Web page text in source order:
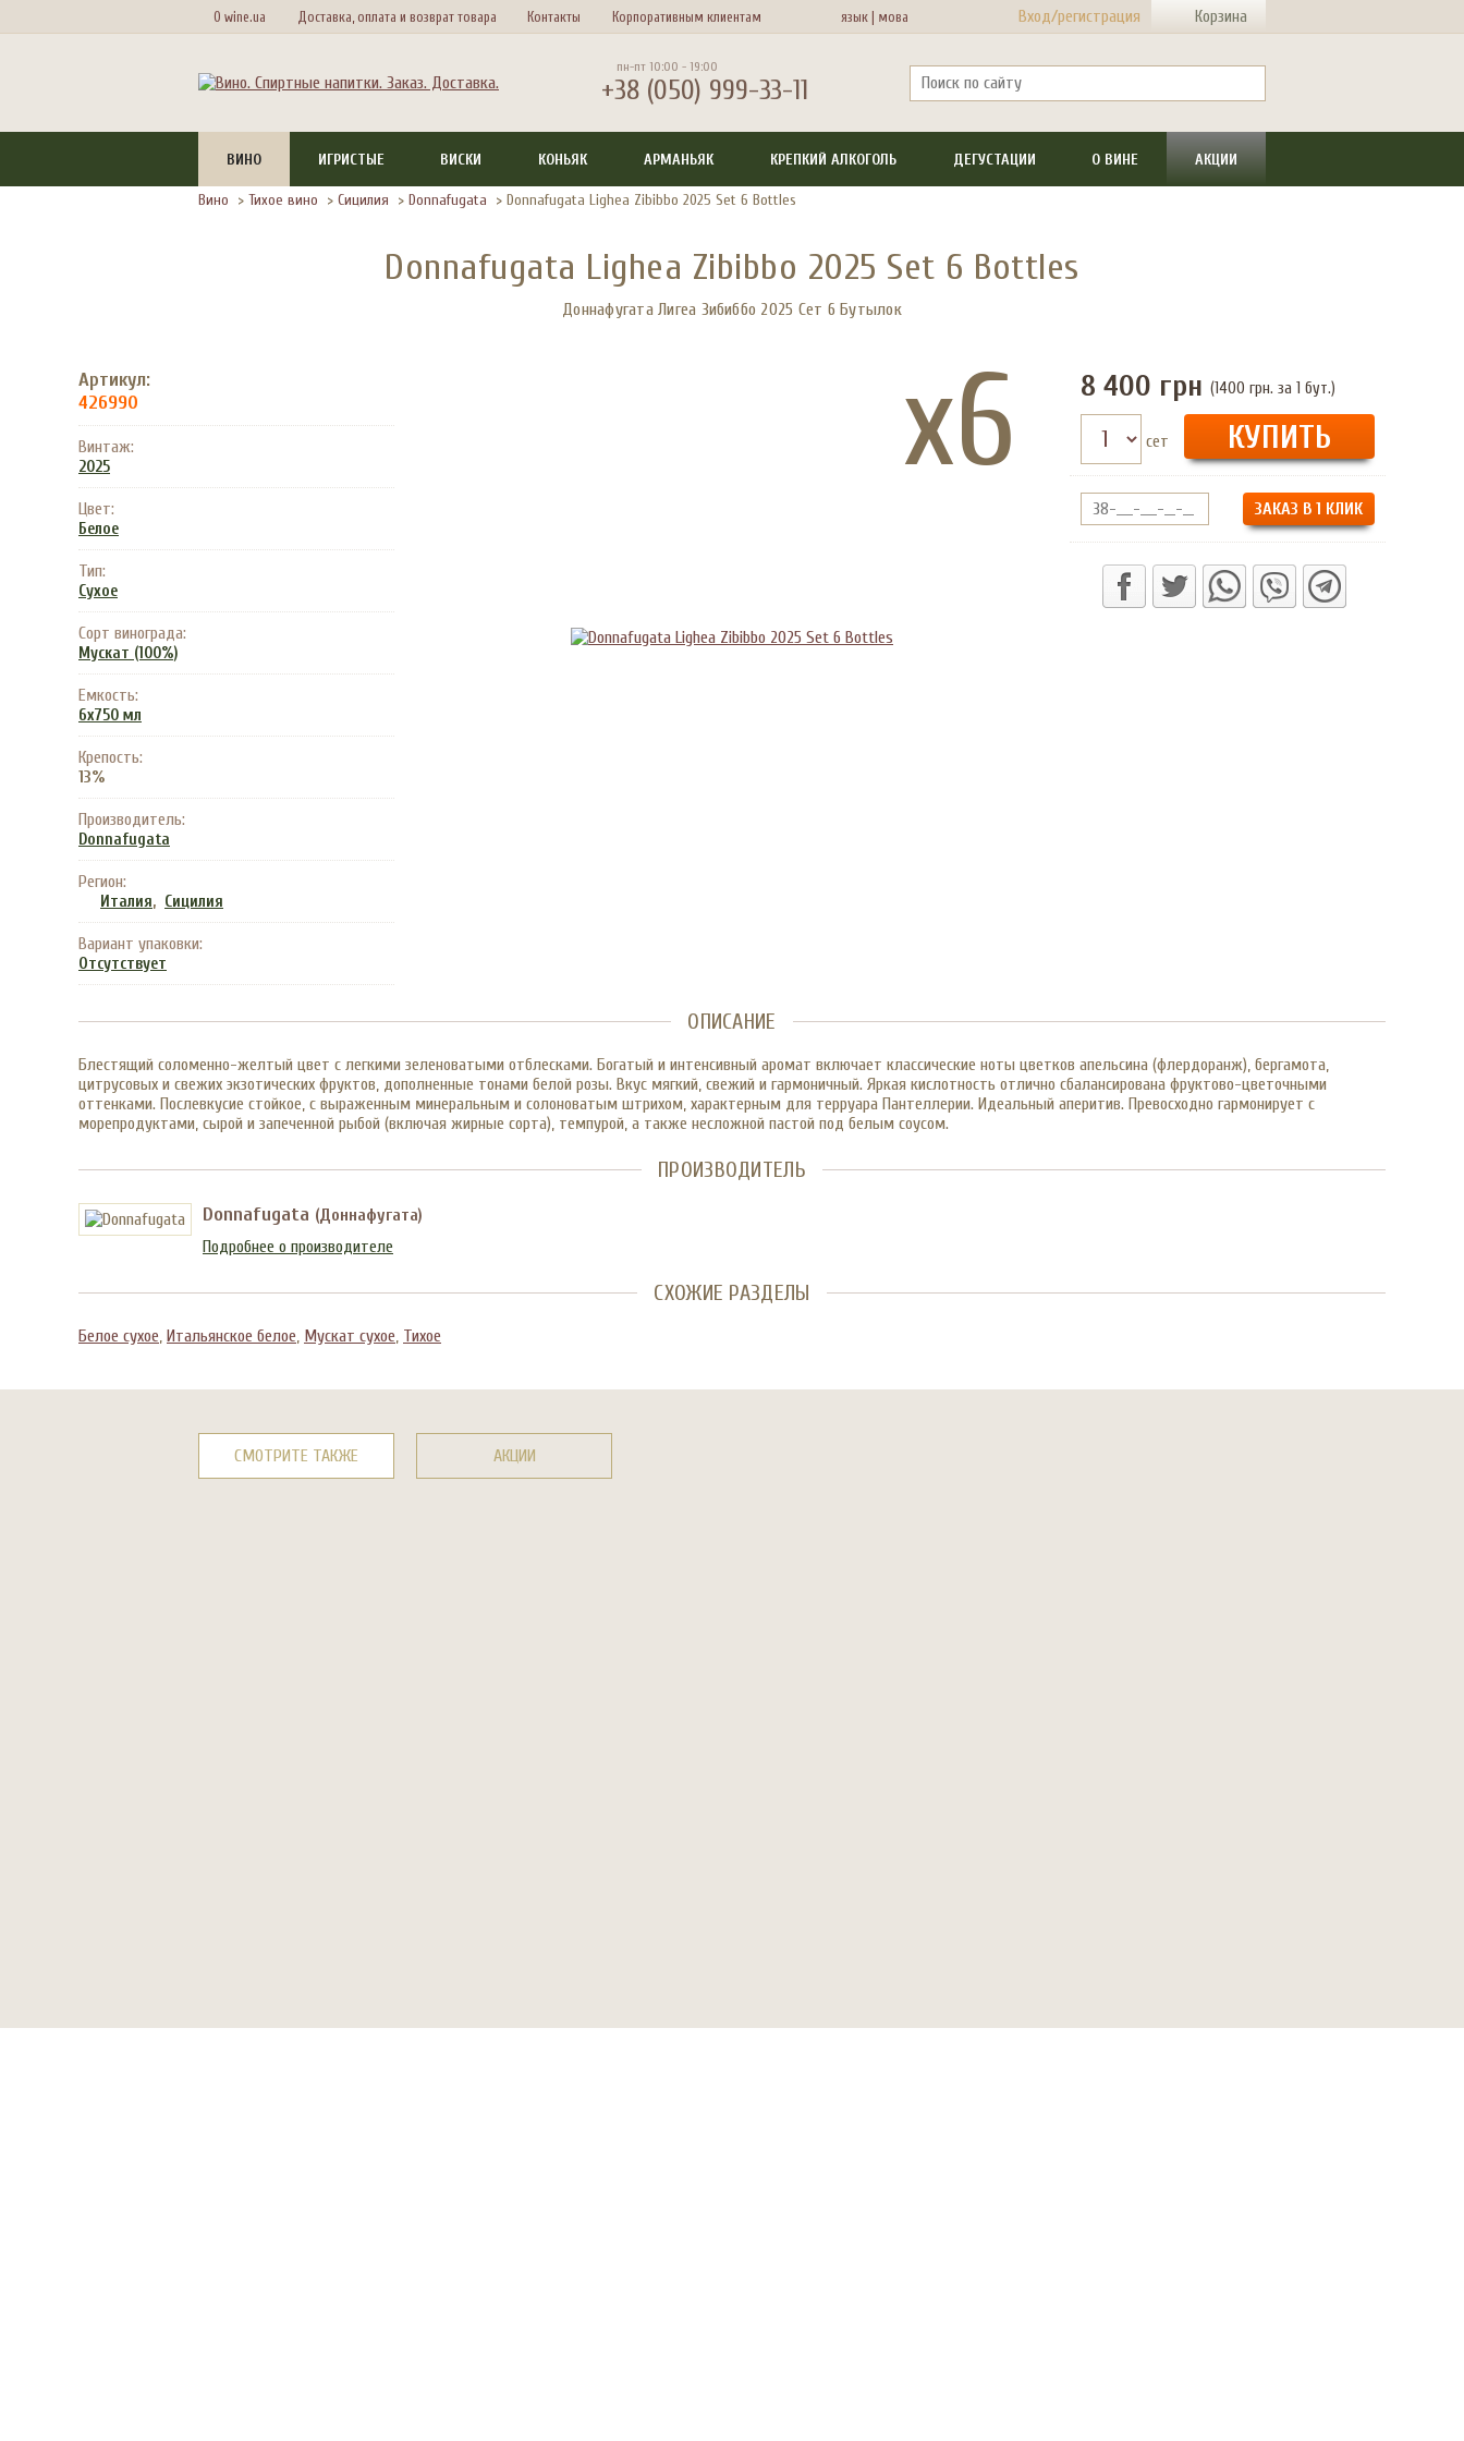
О wine.ua Доставка, оплата и возврат товара Контакты Корпоративным клиентам язык |мова Вход/регистрация Корзина
пн-пт 10:00 - 19:00
+38 (050) 999-33-11
ВИНО ИГРИСТЫЕ ВИСКИ КОНЬЯК АРМАНЬЯК КРЕПКИЙ АЛКОГОЛЬ ДЕГУСТАЦИИ О ВИНЕ АКЦИИ
Вино > Тихое вино > Сицилия > Donnafugata > Donnafugata Lighea Zibibbo 2025 Set 6 Bottles
Donnafugata Lighea Zibibbo 2025 Set 6 Bottles
Доннафугата Лигеа Зибиббо 2025 Сет 6 Бутылок
x6 8 400 грн (1400 грн. за 1 бут.)
сет
ЗАКАЗ В 1 КЛИК
Артикул:
426990
Винтаж:
2025
Цвет:
Белое
Тип:
Сухое
Сорт винограда:
Мускат (100%)
Емкость:
6x750 мл
Крепость:
13%
Производитель:
Donnafugata
Регион:
Италия, Сицилия
Вариант упаковки:
Отсутствует
ОПИСАНИЕ
Блестящий соломенно-желтый цвет с легкими зеленоватыми отблесками. Богатый и интенсивный аромат включает классические ноты цветков апельсина (флердоранж), бергамота,
цитрусовых и свежих экзотических фруктов, дополненные тонами белой розы. Вкус мягкий, свежий и гармоничный. Яркая кислотность отлично сбалансирована фруктово-цветочными
оттенками. Послевкусие стойкое, с выраженным минеральным и солоноватым штрихом, характерным для терруара Пантеллерии. Идеальный аперитив. Превосходно гармонирует с
морепродуктами, сырой и запеченной рыбой (включая жирные сорта), темпурой, а также несложной пастой под белым соусом.
ПРОИЗВОДИТЕЛЬ
Donnafugata (Доннафугата)
Подробнее о производителе
СХОЖИЕ РАЗДЕЛЫ
Белое сухое, Итальянское белое, Мускат сухое, Тихое
СМОТРИТЕ ТАКЖЕ АКЦИИ